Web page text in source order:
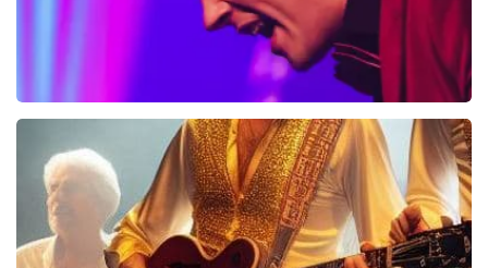
Bouke And The Elvis Matters Band
961+ reviews
BEKIJKEN